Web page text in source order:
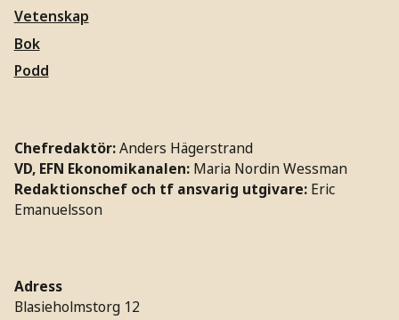
Vetenskap
Bok
Podd
Chefredaktör:Anders Hägerstrand
VD, EFN Ekonomikanalen: Maria Nordin Wessman
Redaktionschef och tf ansvarig utgivare: Eric
Emanuelsson
Adress
Blasieholmstorg 12